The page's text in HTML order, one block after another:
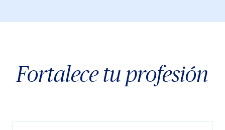
Fortalece tu profesión